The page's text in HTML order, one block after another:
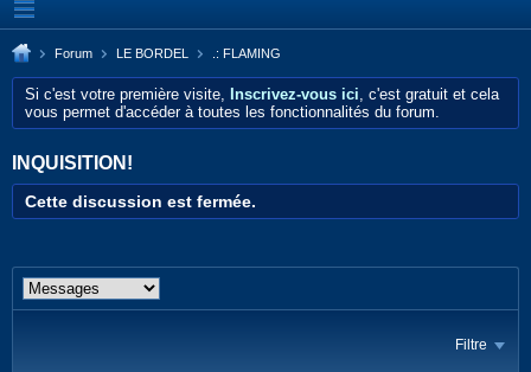
Forum LE BORDEL .: FLAMING
Si c'est votre première visite, Inscrivez-vous ici, c'est gratuit et cela
vous permet d'accéder à toutes les fonctionnalités du forum.
INQUISITION!
Cette discussion est fermée.
Filtre